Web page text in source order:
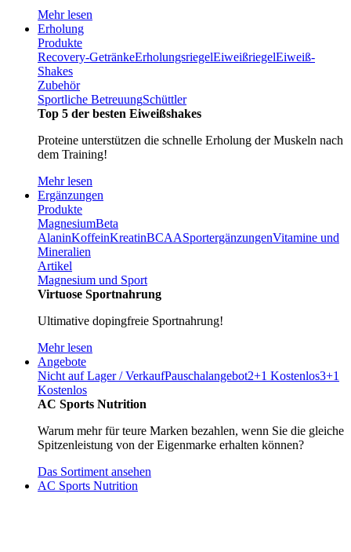
Mehr lesen
Erholung
Produkte
Recovery-GetränkeErholungsriegelEiweißriegelEiweiß-
Shakes
Zubehör
Sportliche BetreuungSchüttler
Top 5 der besten Eiweißshakes
Proteine unterstützen die schnelle Erholung der Muskeln nach
dem Training!
Mehr lesen
Ergänzungen
Produkte
MagnesiumBeta
AlaninKoffeinKreatinBCAASportergänzungenVitamine und
Mineralien
Artikel
Magnesium und Sport
Virtuose Sportnahrung
Ultimative dopingfreie Sportnahrung!
Mehr lesen
Angebote
Nicht auf Lager / VerkaufPauschalangebot2+1 Kostenlos3+1
Kostenlos
AC Sports Nutrition
Warum mehr für teure Marken bezahlen, wenn Sie die gleiche
Spitzenleistung von der Eigenmarke erhalten können?
Das Sortiment ansehen
AC Sports Nutrition